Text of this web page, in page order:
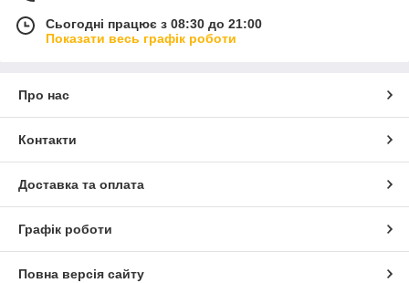
Сьогодні працює з 08:30 до 21:00
Показати весь графік роботи
Про нас
Контакти
Доставка та оплата
Графік роботи
Повна версія сайту